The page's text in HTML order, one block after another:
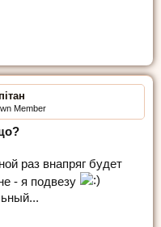
Member
раз внапряг будет
- я подвезу